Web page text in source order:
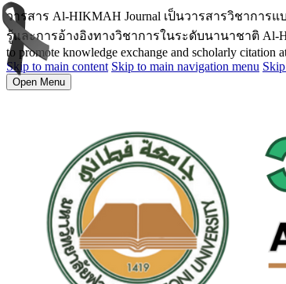
วารสาร Al-HIKMAH Journal เป็นวารสารวิชากา
รู้และการอ้างอิงทางวิชาการในระดับนานาชาติ Al-
to promote knowledge exchange and scholarly citation
Skip to main content Skip to main navigation menu
Open Menu